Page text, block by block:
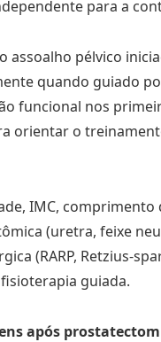
para a
assoalho pélvico
quando guiado
funcional nos
orientar o
IMC, comprimento
(uretra, feixe
(RARP, Retzius-
guiada.
após